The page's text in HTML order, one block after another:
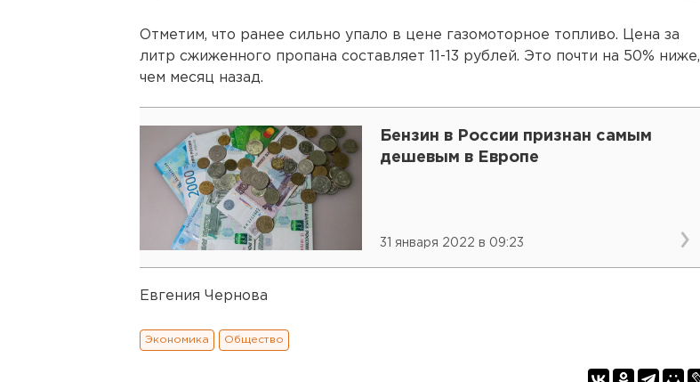
Отметим, что ранее сильно упало в цене газомоторное топливо. Цена за
литр сжиженного пропана составляет 11-13 рублей. Это почти на 50% ниже,
чем месяц назад.
Бензин в России признан самым
дешевым в Европе
31 января 2022 в 09:23
Евгения Чернова
Экономика Общество